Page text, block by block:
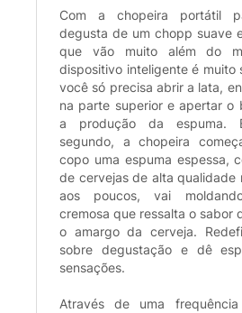
Com a chopeira portátil
degusta de um chopp suave
que vão muito além do
dispositivo inteligente é muito
você só precisa abrir a lata,
na parte superior e apertar o
a produção da espuma.
segundo, a chopeira
copo uma espuma espessa,
de cervejas de alta qualidade
aos poucos, vai
cremosa que ressalta o sabor
o amargo da cerveja.
sobre degustação e dê
sensações.
Através de uma